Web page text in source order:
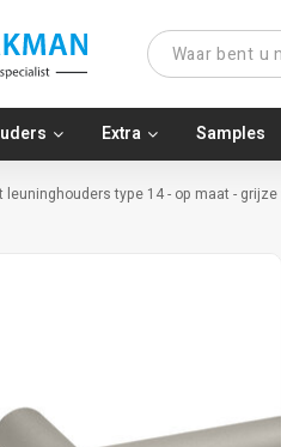
Extra Samples
type 14 - op maat -